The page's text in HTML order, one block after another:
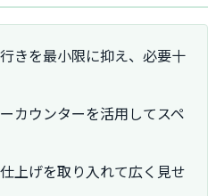
きを最小限に抑え、必要十
カウンターを活用してスペ
上げを取り入れて広く見せ